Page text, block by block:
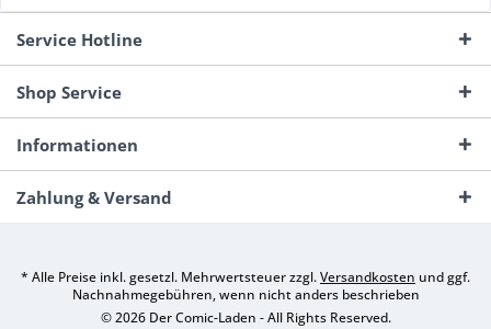
Service Hotline
Shop Service
Informationen
Zahlung & Versand
* Alle Preise inkl. gesetzl. Mehrwertsteuer zzgl.Versandkosten und ggf.
Nachnahmegebühren, wenn nicht anders beschrieben
© 2026 Der Comic-Laden - All Rights Reserved.